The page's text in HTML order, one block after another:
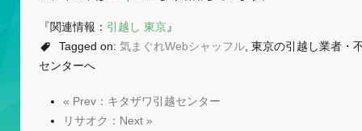
『関連情報： 引越し 東京』
Tagged on: 気まぐれWebシャッフル, 東京の引越し業者・
センターへ
« Prev：キタザワ引越センター
リサオク：Next »